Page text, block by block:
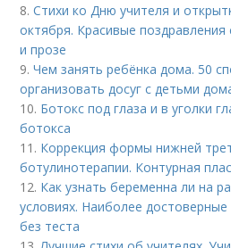
8.Стихи ко Дню учителя и
октября. Красивые поздравления
и прозе
9.Чем занять ребёнка дома. 50
организовать досуг с детьми
10. Ботокс под глаза и в уголки
ботокса
11. Коррекция формы нижней
ботулинотерапии. Контурная
12. Как узнать беременна ли на
условиях. Наиболее
без теста